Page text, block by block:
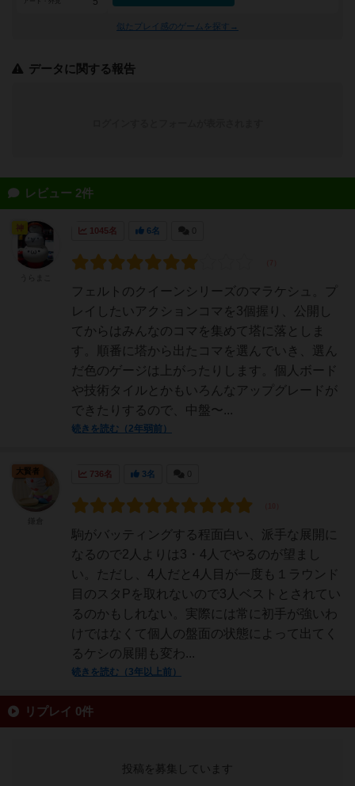
似たプレイ感のゲームを探す→
データに関する報告
レビュー 2件
1045名 6名
フェルトのクイーンシリーズのマラケシュ。プ
レイしたいアクションコマを3個握り、公開し
てからはみんなのコマを集めて塔に落としま
す。順番に塔から出たコマを選んでいき、選ん
だ色のゲージは上がったりします。個人ボード
や技術タイルとかもいろんなアップグレードが
できたりするので、中盤〜...
続きを読む（2年弱前）
神
736名 3名
駒がバッティングする程面白い、派手な展開に
なるので2人よりは3・4人でやるのが望まし
い。ただし、4人だと4人目が一度も１ラウンド
目のスタPを取れないので3人ベストとされてい
るのかもしれない。実際には常に初手が強いわ
けではなくて個人の盤面の状態によって出てく
るケシの展開も変わ...
続きを読む（3年以上前）
大賢者
リプレイ 0件
投稿を募集しています